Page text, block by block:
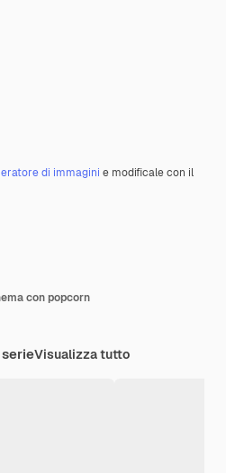
di immagini e modificale con il
con popcorn
Visualizza tutto